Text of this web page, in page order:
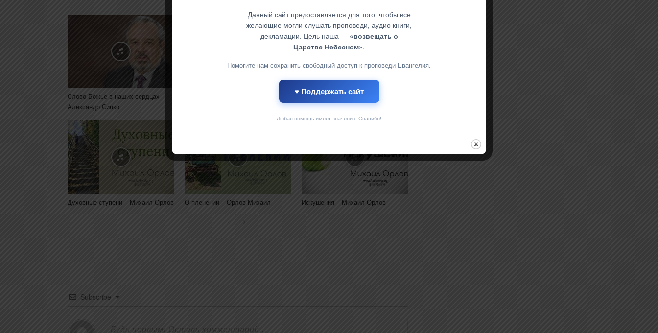
Слово Божье в наших сердцах –
Александр Сипко
Знание воли Божьей – Ярл Пейсти
Духовные ступени – Михаил Орлов О пленении – Орлов Михаил Искушения – Михаил Орлов
Subscribe
Данный сайт предоставляется для того, чтобы все
желающие могли слушать проповеди, аудио книги,
декламации. Цель наша — «возвещать о
Царстве Небесном».
Помогите нам сохранить свободный доступ к проповеди Евангелия.
♥ Поддержать сайт
Любая помощь имеет значение. Спасибо!